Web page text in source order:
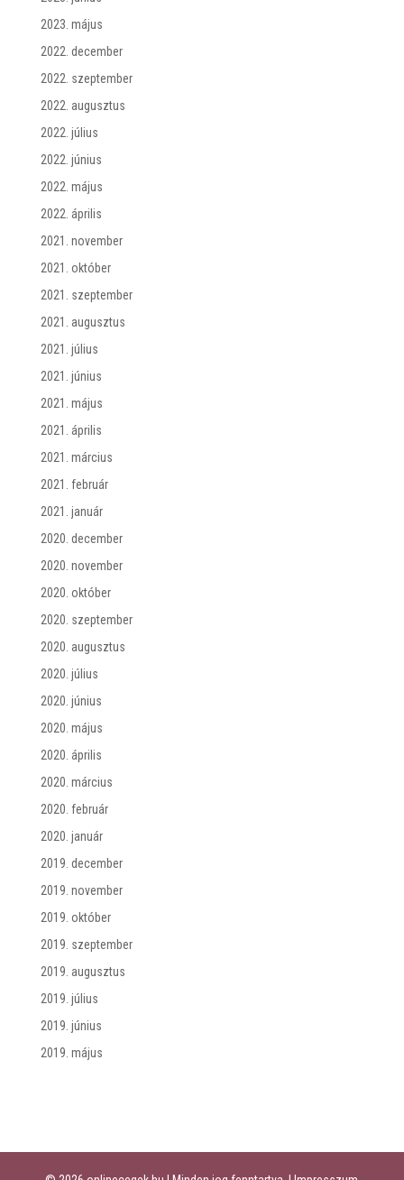
2023. május
2022. december
2022. szeptember
2022. augusztus
2022. július
2022. június
2022. május
2022. április
2021. november
2021. október
2021. szeptember
2021. augusztus
2021. július
2021. június
2021. május
2021. április
2021. március
2021. február
2021. január
2020. december
2020. november
2020. október
2020. szeptember
2020. augusztus
2020. július
2020. június
2020. május
2020. április
2020. március
2020. február
2020. január
2019. december
2019. november
2019. október
2019. szeptember
2019. augusztus
2019. július
2019. június
2019. május